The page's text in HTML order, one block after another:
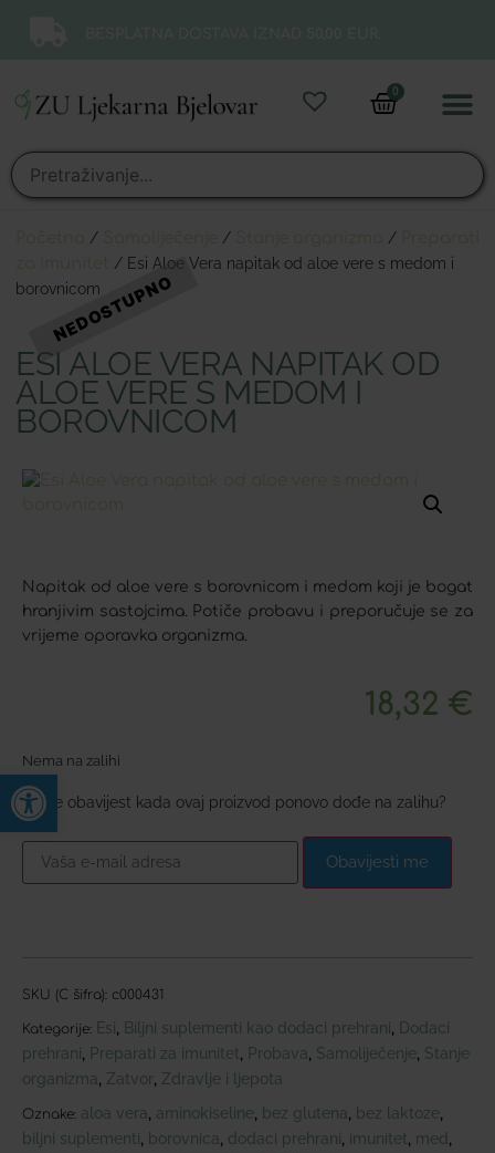
Open toolbar
0
/ / /
/ Esi Aloe Vera napitak od aloe vere s medom i
borovnicom
ESI ALOE VERA NAPITAK OD
ALOE VERE S MEDOM I
BOROVNICOM
Napitak od aloe vere s borovnicom i medom koji je bogat
hranjivim sastojcima. Potiče probavu i preporučuje se za
vrijeme oporavka organizma.
18,32 €
Nema na zalihi
Želite obavijest kada ovaj proizvod ponovo dođe na zalihu?
Obavijesti me
SKU (C šifra): c000431
Kategorije: Esi Biljni suplementi kao dodaci prehrani Dodaci
prehrani Preparati za imunitet Probava Samoliječenje Stanje
organizma Zatvor Zdravlje i ljepota
Oznake: aloa vera aminokiseline bez glutena bez laktoze
biljni suplementi borovnica dodaci prehrani imunitet med